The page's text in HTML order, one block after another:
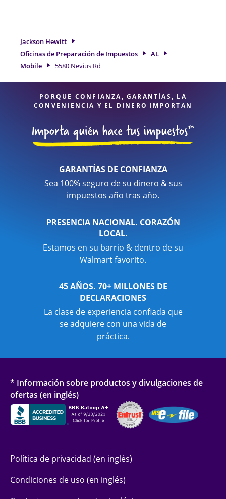
necesita servicios de preparación de impuestos en Mobile,
AL, la ubicación de Jackson Hewitt en 5580 Nevius Rd es una
opción excelente. Con nuestros expertos profesionales de
impuestos, atención al detalle y diversidad de servicios
Jackson Hewitt
Oficinas de Preparación de Impuestos
AL
Mobile
5580 Nevius Rd
PORQUE CONFIANZA, GARANTÍAS, LA
CONVENIENCIA Y EL DINERO IMPORTAN
GARANTÍAS DE CONFIANZA
Sea 100% seguro de su dinero & sus
impuestos año tras año.
PRESENCIA NACIONAL. CORAZÓN
LOCAL.
Estamos en su barrio & dentro de su
Walmart favorito.
45 AÑOS. 70+ MILLONES DE
DECLARACIONES
La clase de experiencia confiada que
se adquiere con una vida de
práctica.
* Información sobre productos y divulgaciones de
ofertas (en inglés)
Política de privacidad (en inglés)
Condiciones de uso (en inglés)